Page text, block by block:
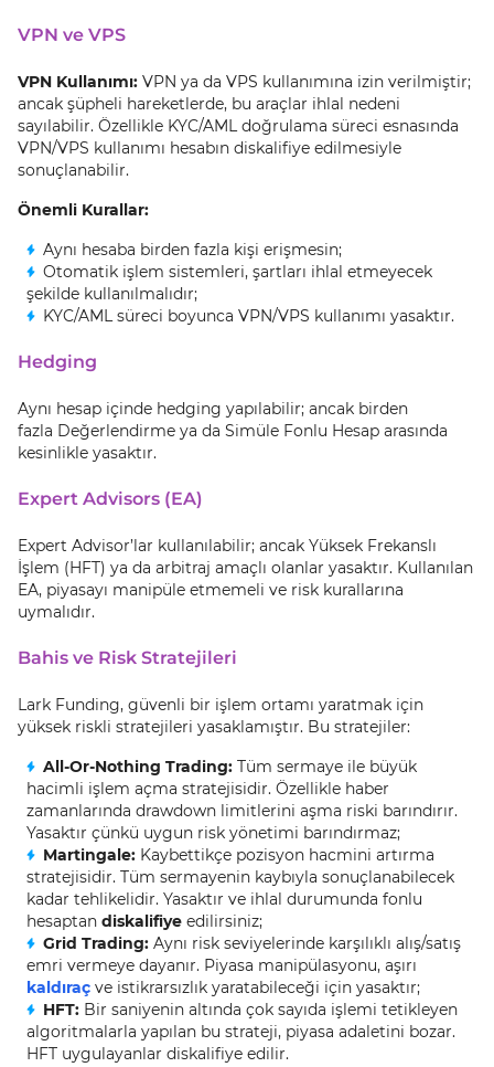
VPN ve VPS
VPN Kullanımı: VPN ya da VPS kullanımına izin verilmiştir;
ancak şüpheli hareketlerde, bu araçlar ihlal nedeni
sayılabilir. Özellikle KYC/AML doğrulama süreci esnasında
VPN/VPS kullanımı hesabın diskalifiye edilmesiyle
sonuçlanabilir.
Önemli Kurallar:
Aynı hesaba birden fazla kişi erişmesin;
Otomatik işlem sistemleri, şartları ihlal etmeyecek
şekilde kullanılmalıdır;
KYC/AML süreci boyunca VPN/VPS kullanımı yasaktır.
Hedging
Aynı hesap içinde hedging yapılabilir; ancak birden
fazla Değerlendirme ya da Simüle Fonlu Hesap arasında
kesinlikle yasaktır.
Expert Advisors (EA)
Expert Advisor’lar kullanılabilir; ancak Yüksek Frekanslı
İşlem (HFT) ya da arbitraj amaçlı olanlar yasaktır. Kullanılan
EA, piyasayı manipüle etmemeli ve risk kurallarına
uymalıdır.
Bahis ve Risk Stratejileri
Lark Funding, güvenli bir işlem ortamı yaratmak için
yüksek riskli stratejileri yasaklamıştır. Bu stratejiler:
All-Or-Nothing Trading: Tüm sermaye ile büyük
hacimli işlem açma stratejisidir. Özellikle haber
zamanlarında drawdown limitlerini aşma riski barındırır.
Yasaktır çünkü uygun risk yönetimi barındırmaz;
Martingale: Kaybettikçe pozisyon hacmini artırma
stratejisidir. Tüm sermayenin kaybıyla sonuçlanabilecek
kadar tehlikelidir. Yasaktır ve ihlal durumunda fonlu
hesaptan diskalifiye edilirsiniz;
Grid Trading: Aynı risk seviyelerinde karşılıklı alış/satış
emri vermeye dayanır. Piyasa manipülasyonu, aşırı
kaldıraç ve istikrarsızlık yaratabileceği için yasaktır;
HFT: Bir saniyenin altında çok sayıda işlemi tetikleyen
algoritmalarla yapılan bu strateji, piyasa adaletini bozar.
HFT uygulayanlar diskalifiye edilir.